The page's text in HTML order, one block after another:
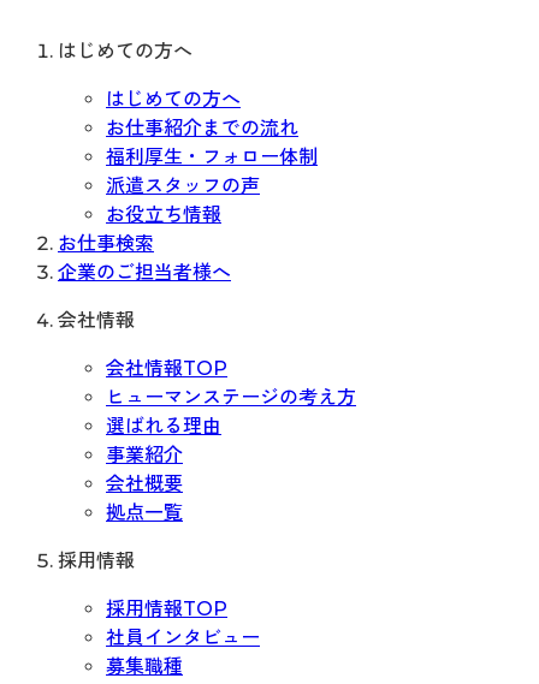
はじめての方へ
はじめての方へ
お仕事紹介までの流れ
福利厚生・フォロー体制
派遣スタッフの声
お役立ち情報
お仕事検索
企業のご担当者様へ
会社情報
会社情報TOP
ヒューマンステージの考え方
選ばれる理由
事業紹介
会社概要
拠点一覧
採用情報
採用情報TOP
社員インタビュー
募集職種